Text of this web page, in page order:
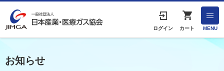
ログイン カート MENU
English
HOME
お知らせ